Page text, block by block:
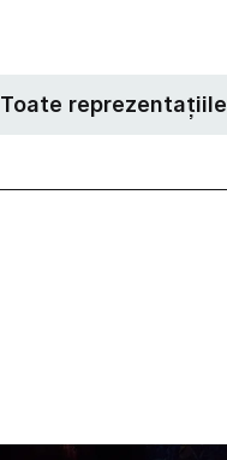
Toate reprezentațiile